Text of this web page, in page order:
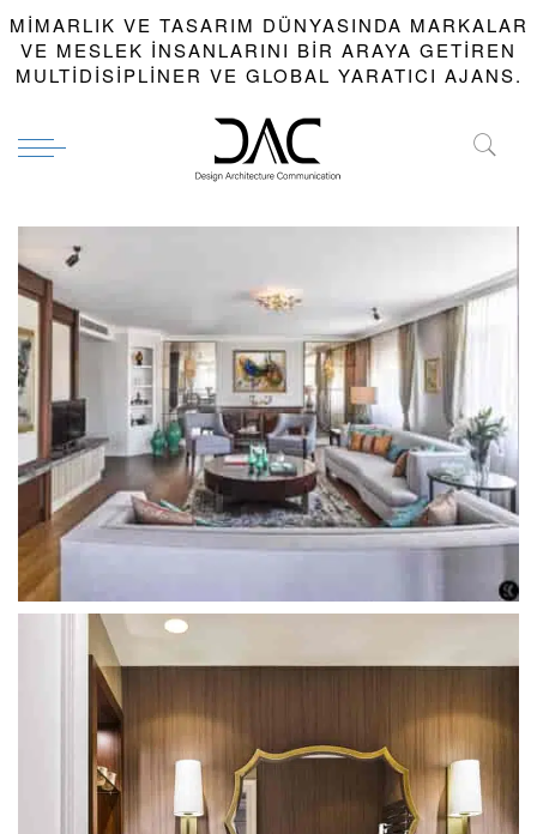
MIMARLIK VE TASARIM DÜNYASINDA MARKALAR
VE MESLEK INSANLARINI BIR ARAYA GETIREN
MULTIDISIPLINER VE GLOBAL YARATICI AJANS.